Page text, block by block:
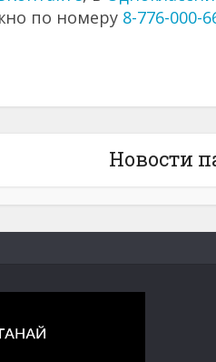
по номеру 8-776-000-
Новости